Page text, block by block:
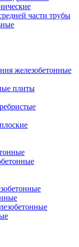
части трубы
железобетонные
плиты